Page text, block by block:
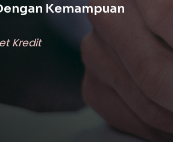
Kemampuan
Kredit